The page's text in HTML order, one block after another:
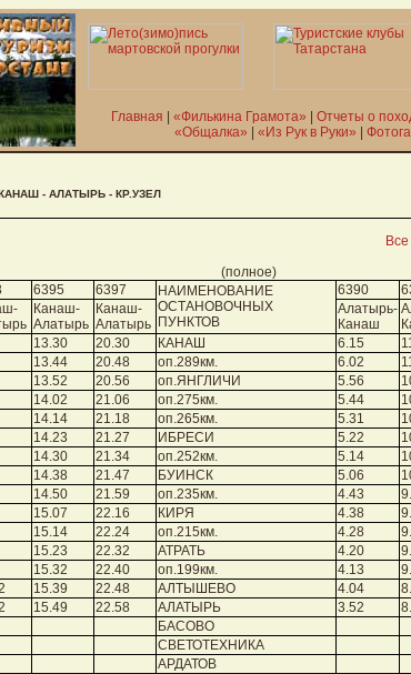
Главная «Филькина Грамота» Отчеты о
«Общалка»
«Из Рук в Руки»
КАНАШ - АЛАТЫРЬ - КР.УЗЕЛ
(полное)
6395 6397
НАИМЕНОВАНИЕ
ОСТАНОВОЧНЫХ
ПУНКТОВ
6390
Канаш-
Алатырь
Канаш-
Алатырь
Алатырь-
Канаш
13.30 20.30 КАНАШ 6.15
13.44 20.48 оп.289км. 6.02
13.52 20.56 оп.ЯНГЛИЧИ 5.56
14.02 21.06 оп.275км. 5.44
14.14 21.18 оп.265км. 5.31
14.23 21.27 ИБРЕСИ 5.22
14.30 21.34 оп.252км. 5.14
14.38 21.47 БУИНСК 5.06
14.50 21.59 оп.235км. 4.43
15.07 22.16 КИРЯ 4.38
15.14 22.24 оп.215км. 4.28
15.23 22.32 АТРАТЬ 4.20
15.32 22.40 оп.199км. 4.13
15.39 22.48 АЛТЫШЕВО 4.04
15.49 22.58 АЛАТЫРЬ 3.52
БАСОВО
СВЕТОТЕХНИКА
АРДАТОВ